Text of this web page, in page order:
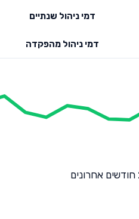
דמי ניהול שנתיים
דמי ניהול מהפקדה